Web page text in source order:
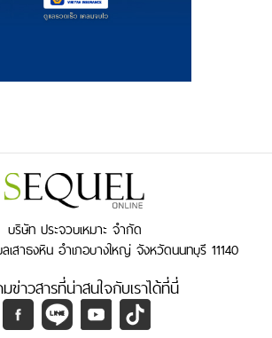
บริษัท ประจวบเหมาะ จำกัด
เสาธงหิน อำเภอบางใหญ่ จังหวัดนนทบุรี 11140
ข่าวสารที่น่าสนใจกับเราได้ที่นี่